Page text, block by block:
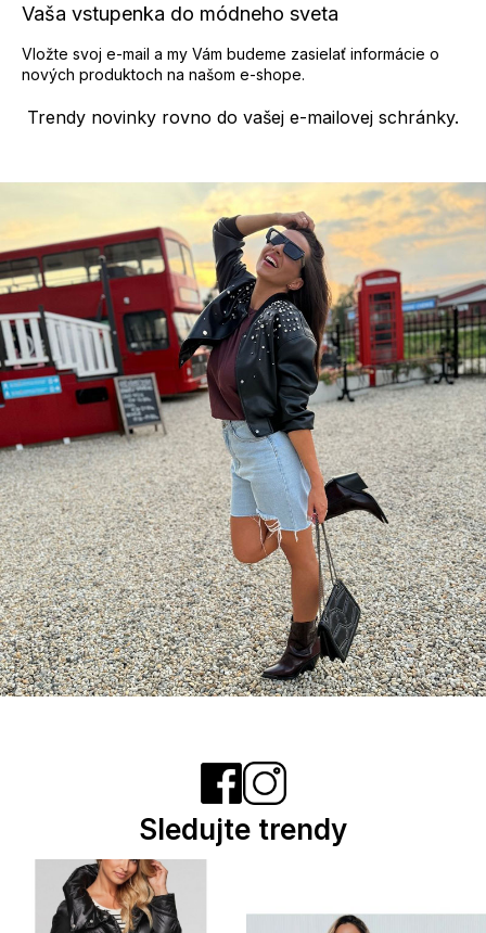
v
p
i
u
Trendy novinky rovno do vašej e-mailovej schránky.
Vaša vstupenka do módneho sveta
Vložte svoj e-mail a my Vám budeme zasielať informácie o
nových produktoch na našom e-shope.